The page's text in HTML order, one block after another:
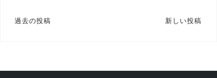
投
ビ
過去の投稿 新しい投稿